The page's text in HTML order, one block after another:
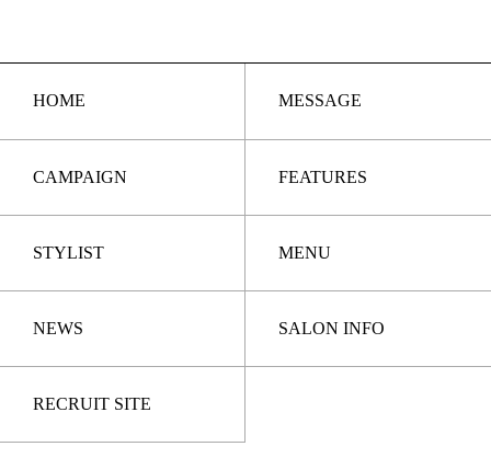
HOME MESSAGE
CAMPAIGN FEATURES
STYLIST MENU
NEWS SALON INFO
RECRUIT SITE